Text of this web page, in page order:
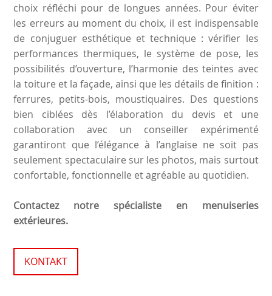
choix réfléchi pour de longues années. Pour éviter
les erreurs au moment du choix, il est indispensable
de conjuguer esthétique et technique : vérifier les
performances thermiques, le système de pose, les
possibilités d’ouverture, l’harmonie des teintes avec
la toiture et la façade, ainsi que les détails de finition :
ferrures, petits-bois, moustiquaires. Des questions
bien ciblées dès l’élaboration du devis et une
collaboration avec un conseiller expérimenté
garantiront que l’élégance à l’anglaise ne soit pas
seulement spectaculaire sur les photos, mais surtout
confortable, fonctionnelle et agréable au quotidien.
Contactez notre spécialiste en menuiseries
extérieures.
KONTAKT